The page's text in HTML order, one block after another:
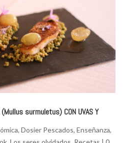
(Mullus surmuletus) CON UVAS Y
, Dosier Pescados, Enseñanza,